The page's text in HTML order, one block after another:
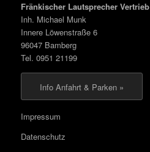
Fränkischer Lautsprecher Vertrieb
Inh. Michael Munk
Innere Löwenstraße 6
96047 Bamberg
Tel. 0951 21199
Info Anfahrt & Parken »
Impressum
Datenschutz